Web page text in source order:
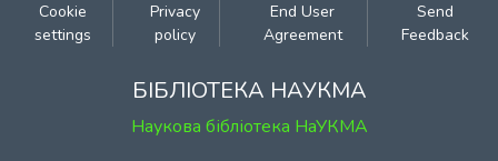
Cookie
settings
Privacy
policy
End User
Agreement
Send
Feedback
БІБЛІОТЕКА НАУКМА
Наукова бібліотека НаУКМА